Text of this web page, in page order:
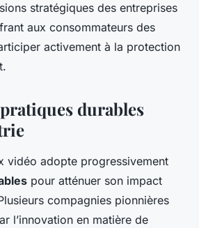
stratégiques des entreprises
aux consommateurs des
activement à la protection
durables
vidéo adopte progressivement
pour atténuer son impact
compagnies pionnières
l’innovation en matière de